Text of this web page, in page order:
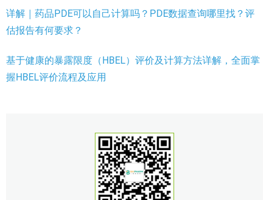
详解｜药品PDE可以自己计算吗？PDE数据查询哪里找？评
估报告有何要求？
基于健康的暴露限度（HBEL）评价及计算方法详解，全面掌
握HBEL评价流程及应用